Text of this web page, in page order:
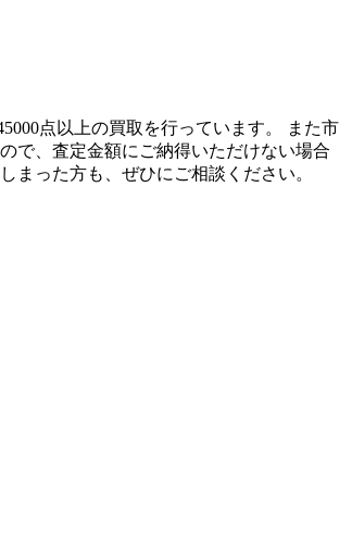
点以上の買取を行っています。 また市
で、査定金額にご納得いただけない場合
まった方も、ぜひにご相談ください。